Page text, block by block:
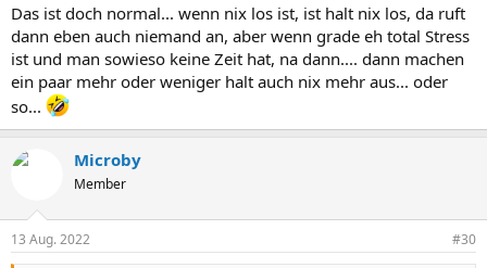
:
Das ist doch normal... wenn nix los ist, ist halt nix los, da ruft
dann eben auch niemand an, aber wenn grade eh total Stress
ist und man sowieso keine Zeit hat, na dann.... dann machen
ein paar mehr oder weniger halt auch nix mehr aus... oder
so...
Microby
Member
13 Aug. 2022 #30